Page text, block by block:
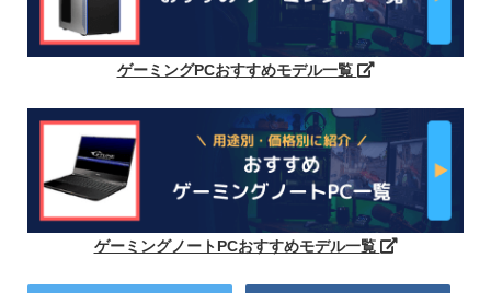
ゲーミングPCおすすめモデル一覧
ゲーミングノートPCおすすめモデル一覧